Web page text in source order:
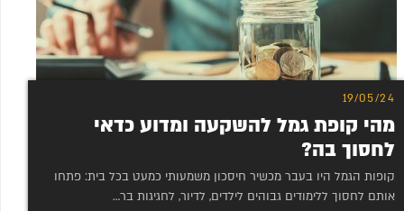
19/05/24
מהי קופת גמל להשקעה ומדוע כדאי
לחסוך בה?
קופות הגמל היו בעבר מכשיר חיסכון משמעותי כמעט בכל בית: פתחו
אותם לחסוך ללימודים גבוהים לילדים, לדיור, לחגיגות בר…